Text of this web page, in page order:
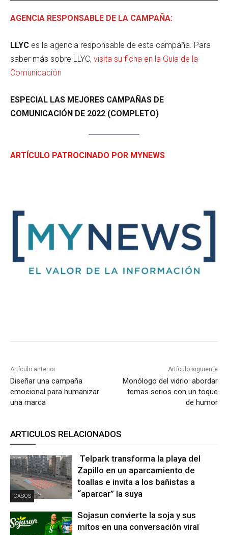
AGENCIA RESPONSABLE DE LA CAMPAÑA:
LLYC es la agencia responsable de esta campaña. Para
saber más sobre LLYC, visita su ficha en la Guía de la
Comunicación
ESPECIAL LAS MEJORES CAMPAÑAS DE
COMUNICACIÓN DE 2022 (COMPLETO)
ARTÍCULO PATROCINADO POR MYNEWS
Artículo anterior
Diseñar una campaña
emocional para humanizar
una marca
Artículo siguiente
Monólogo del vidrio: abordar
temas serios con un toque
de humor
ARTICULOS RELACIONADOS
CASOS
Telpark transforma la playa del
Zapillo en un aparcamiento de
toallas e invita a los bañistas a
“aparcar” la suya
Sojasun convierte la soja y sus
mitos en una conversación viral